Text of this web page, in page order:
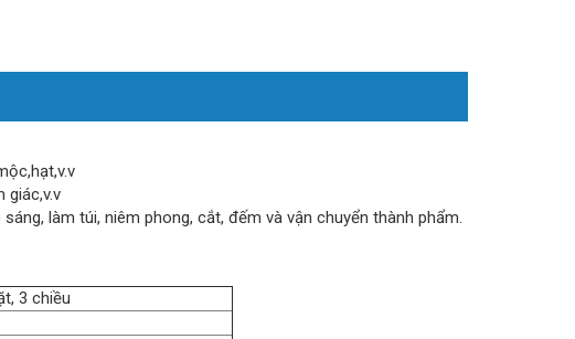
giác,v.v
làm túi, niêm phong, cắt, đếm và vận chuyển thành phẩm.
3 chiều